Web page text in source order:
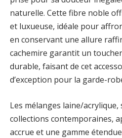
naturelle. Cette fibre noble
et luxueuse, idéale pour
en conservant une allure
cachemire garantit un
durable, faisant de cet
d’exception pour la garde-
Les mélanges laine/
collections contemporaines,
accrue et une gamme